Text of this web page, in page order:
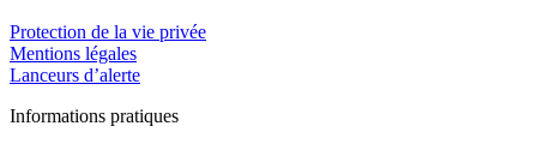
Protection de la vie privée
Mentions légales
Lanceurs d’alerte
Informations pratiques